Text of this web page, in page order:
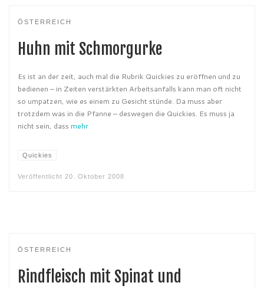
ÖSTERREICH
Huhn mit Schmorgurke
Es ist an der zeit, auch mal die Rubrik Quickies zu eröffnen und zu
bedienen – in Zeiten verstärkten Arbeitsanfalls kann man oft nicht
so umpatzen, wie es einem zu Gesicht stünde. Da muss aber
trotzdem was in die Pfanne – deswegen die Quickies. Es muss ja
nicht sein, dass mehr
Quickies
Veröffentlicht 20. Oktober 2008
ÖSTERREICH
Rindfleisch mit Spinat und